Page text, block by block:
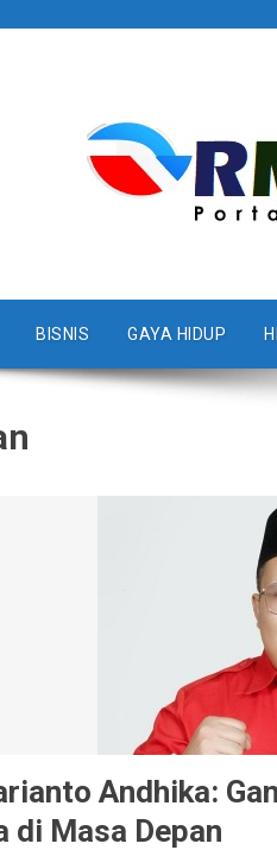
BISNIS GAYA HIDUP
Andhika:
di Masa Depan